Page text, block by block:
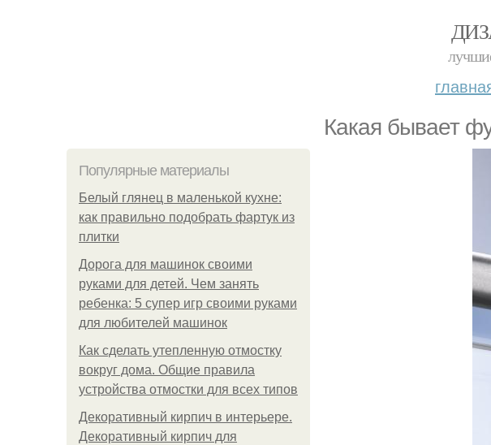
Какая бывает
Популярные материалы
Белый глянец в маленькой кухне:
как правильно подобрать фартук из
плитки
Дорога для машинок своими
руками для детей. Чем занять
ребенка: 5 супер игр своими руками
для любителей машинок
Как сделать утепленную отмостку
вокруг дома. Общие правила
устройства отмостки для всех типов
Декоративный кирпич в интерьере.
Декоративный кирпич для